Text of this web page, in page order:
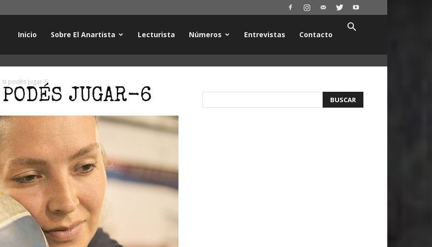
Inicio Sobre El Anartista Lecturista Números Entrevistas Contacto
si podés jugar-6
JUGAR-6